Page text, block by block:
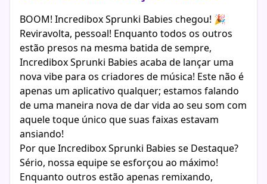
BOOM! Incredibox Sprunki Babies chegou! 🎉
Reviravolta, pessoal! Enquanto todos os outros
estão presos na mesma batida de sempre,
Incredibox Sprunki Babies acaba de lançar uma
nova vibe para os criadores de música! Este não é
apenas um aplicativo qualquer; estamos falando
de uma maneira nova de dar vida ao seu som com
aquele toque único que suas faixas estavam
ansiando!
Por que Incredibox Sprunki Babies se Destaque?
Sério, nossa equipe se esforçou ao máximo!
Enquanto outros estão apenas remixando,